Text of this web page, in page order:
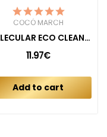
COCÓ MARCH
MOLECULAR ECO CLEAN DETERGENT UNSCENTED
11.97€
Add to cart